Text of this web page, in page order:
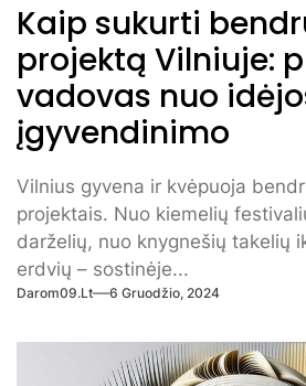
Kaip sukurti
projektą Vilniuje:
vadovas nuo
įgyvendinimo
Vilnius gyvena ir kvėpuoja
projektais. Nuo kiemelių
darželių, nuo knygnešių takelių
erdvių – sostinėje...
Darom09.lt 6 Gruodžio, 2024